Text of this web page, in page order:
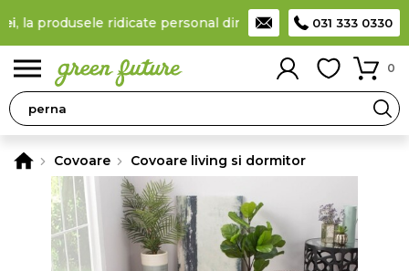
produsele ridicate personal din locker Taxă de livrare 11,99
031 333 0330
0
Covoare Covoare living si dormitor